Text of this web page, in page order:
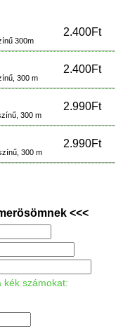
2.400Ft
300m
2.400Ft
300 m
2.990Ft
300 m
2.990Ft
300 m
<<<
kék számokat: